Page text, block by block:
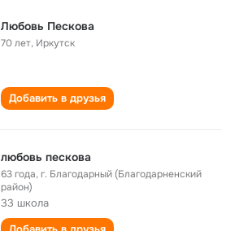
Любовь Пескова
70 лет, Иркутск
Добавить в друзья
любовь пескова
63 года,г. Благодарный (Благодарненский
район)
33 школа